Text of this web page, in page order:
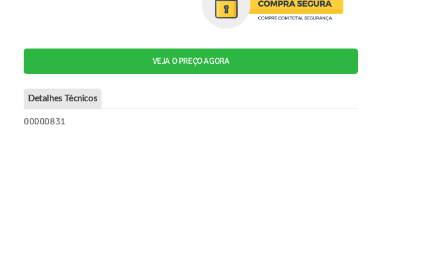
VEJA O PREÇO AGORA
Detalhes Técnicos
00000831